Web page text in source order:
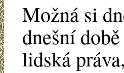
Možná si
dnešní
lidská